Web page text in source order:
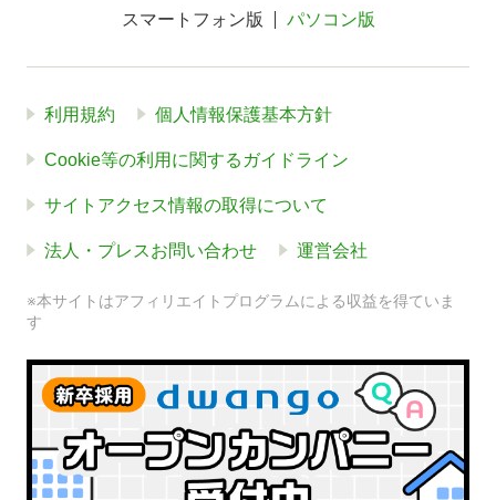
スマートフォン版 パソコン版
利用規約 個人情報保護基本方針
Cookie等の利用に関するガイドライン
サイトアクセス情報の取得について
法人・プレスお問い合わせ 運営会社
※本サイトはアフィリエイトプログラムによる収益を得ていま
す